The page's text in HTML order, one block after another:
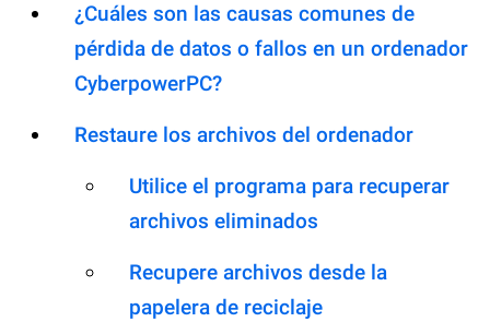
¿Cuáles son las causas comunes de
pérdida de datos o fallos en un ordenador
CyberpowerPC?
Restaure los archivos del ordenador
Utilice el programa para recuperar
archivos eliminados
Recupere archivos desde la
papelera de reciclaje